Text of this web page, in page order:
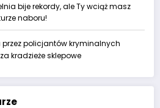
bije rekordy, ale Ty wciąż masz
naboru!
policjantów kryminalnych
kradzieże sklepowe